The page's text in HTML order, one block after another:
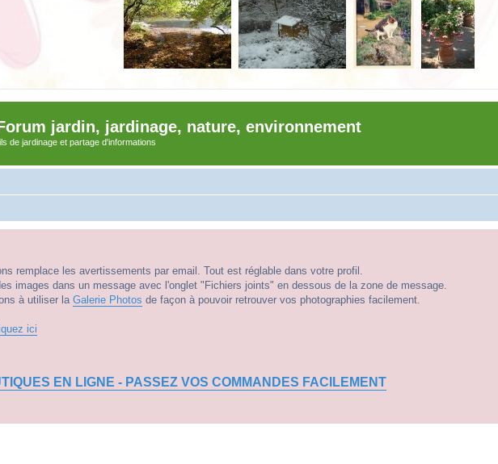
jardin, jardinage, nature, environnement
de jardinage et partage d'informations
remplace les avertissements par email. Tout est réglable dans votre profil.
images dans un message avec l'onglet "Fichiers joints" en dessous de la zone de message.
à utiliser la Galerie Photos de façon à pouvoir retrouver vos photographies facilement.
ici
EN LIGNE - PASSEZ VOS COMMANDES FACILEMENT